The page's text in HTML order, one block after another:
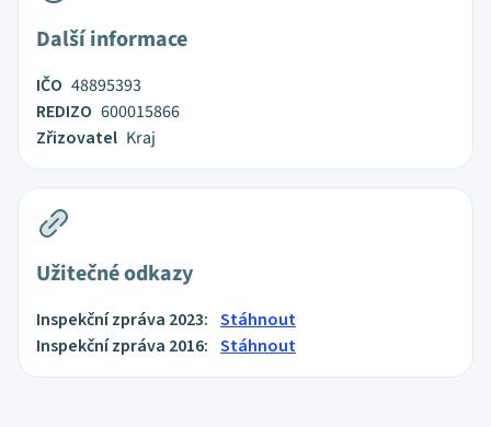
Další informace
IČO 48895393
REDIZO 600015866
Zřizovatel Kraj
Užitečné odkazy
Inspekční zpráva 2023: Stáhnout
Inspekční zpráva 2016: Stáhnout